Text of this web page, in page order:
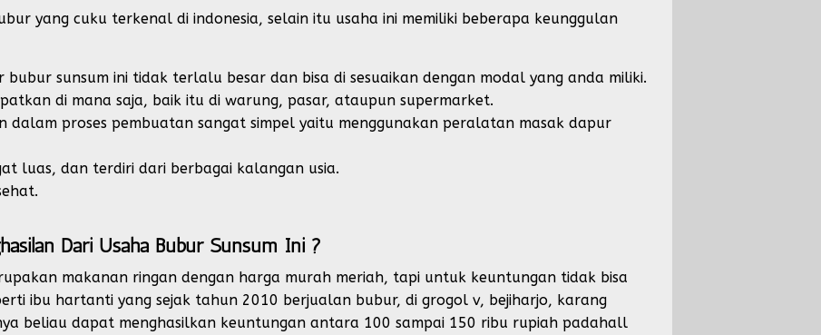
yang cuku terkenal di indonesia, selain itu usaha ini memiliki beberapa keunggulan
sunsum ini tidak terlalu besar dan bisa di sesuaikan dengan modal yang anda miliki.
di mana saja, baik itu di warung, pasar, ataupun supermarket.
dalam proses pembuatan sangat simpel yaitu menggunakan peralatan masak dapur
luas, dan terdiri dari berbagai kalangan usia.
Dari Usaha Bubur Sunsum Ini ?
makanan ringan dengan harga murah meriah, tapi untuk keuntungan tidak bisa
ibu hartanti yang sejak tahun 2010 berjualan bubur, di grogol v, bejiharjo, karang
beliau dapat menghasilkan keuntungan antara 100 sampai 150 ribu rupiah padahall